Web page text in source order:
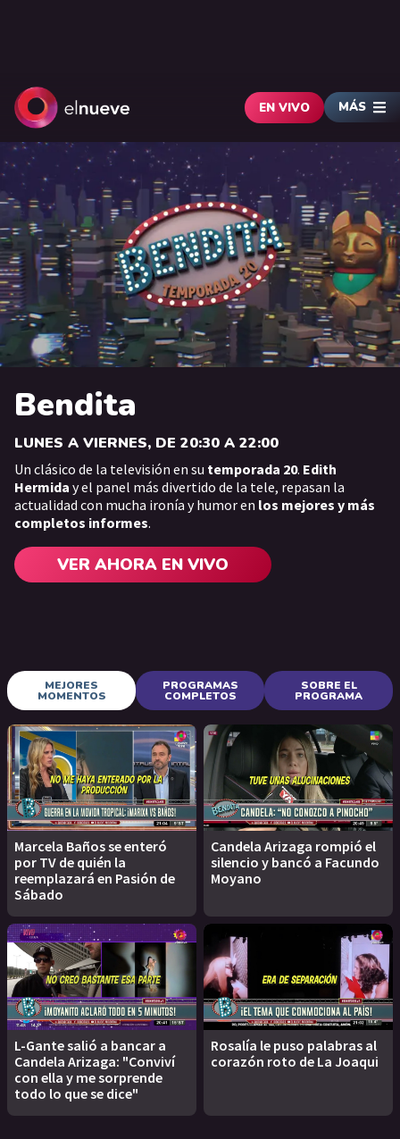
EN VIVO MÁS
Bendita
LUNES A VIERNES, DE 20:30 A 22:00
Un clásico de la televisión en su temporada 20. Edith
Hermida y el panel más divertido de la tele, repasan la
actualidad con mucha ironía y humor en los mejores y más
completos informes.
VER AHORA EN VIVO
MEJORES
MOMENTOS
PROGRAMAS
COMPLETOS
SOBRE EL
PROGRAMA
Marcela Baños se enteró
por TV de quién la
reemplazará en Pasión de
Sábado
Candela Arizaga rompió el
silencio y bancó a Facundo
Moyano
L-Gante salió a bancar a
Candela Arizaga: "Conviví
con ella y me sorprende
todo lo que se dice"
Rosalía le puso palabras al
corazón roto de La Joaqui